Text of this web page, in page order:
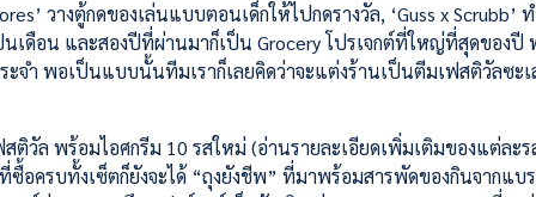
วางตู้กดของเล่นแบบตอนเด็กให้ไปกดรางวัล, ‘Guss x Scrubb’
เดือน และสองปีที่ผ่านมาก็เป็น Grocery โปรเจกต์ที่ใหญ่ที่สุดของปี
จำ พอเป็นแบบนั้นทีมเราก็เลยคิดว่าจะแต่งร้านเป็นตีมเฟสติวัลซะ
ติวัล พร้อมไอศกรีม 10 รสใหม่ (อ่านรายละเอียดเพิ่มเติมของแต่ละ
อครบทั้งเซ็ตก็ยังจะได้ “ถุงยังชีพ” ที่มาพร้อมสารพัดของกินจากแบ